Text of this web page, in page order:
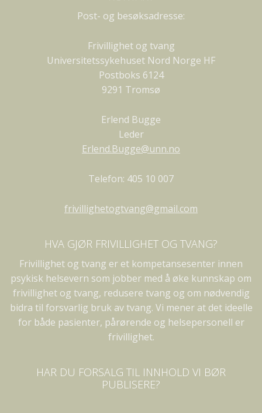
Post- og besøksadresse:
Frivillighet og tvang
Universitetssykehuset Nord Norge HF
Postboks 6124
9291 Tromsø
Erlend Bugge
Leder
Erlend.Bugge@unn.no
Telefon: 405 10 007
frivillighetogtvang@gmail.com
HVA GJØR FRIVILLIGHET OG TVANG?
Frivillighet og tvang er et kompetansesenter innen
psykisk helsevern som jobber med å øke kunnskap om
frivillighet og tvang, redusere tvang og om nødvendig
bidra til forsvarlig bruk av tvang. Vi mener at det ideelle
for både pasienter, pårørende og helsepersonell er
frivillighet.
HAR DU FORSALG TIL INNHOLD VI BØR
PUBLISERE?